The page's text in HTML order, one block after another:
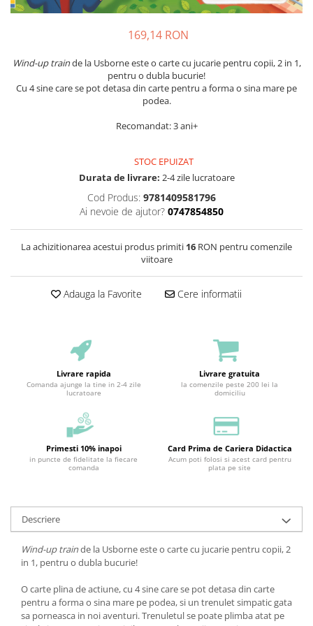
169,14 RON
Wind-up trainde la Usborne este o carte cu jucarie pentru copii, 2 in 1,
pentru o dubla bucurie!
Cu 4 sine care se pot detasa din carte pentru a forma o sina mare pe
podea.
Recomandat: 3 ani+
STOC EPUIZAT
Durata de livrare: 2-4 zile lucratoare
Cod Produs: 9781409581796
Ai nevoie de ajutor? 0747854850
La achizitionarea acestui produs primiti 16 RON pentru comenzile
viitoare
Adauga la Favorite Cere informatii
Livrare rapida
Comanda ajunge la tine in 2-4 zile
lucratoare
Livrare gratuita
la comenzile peste 200 lei la
domiciliu
Primesti 10% inapoi
in puncte de fidelitate la fiecare
comanda
Card Prima de Cariera Didactica
Acum poti folosi si acest card pentru
plata pe site
Descriere
Wind-up trainde la Usborne este o carte cu jucarie pentru copii, 2
in 1, pentru o dubla bucurie!
O carte plina de actiune, cu 4 sine care se pot detasa din carte
pentru a forma o sina mare pe podea, si un trenulet simpatic gata
sa porneasca in noi aventuri. Trenuletul se poate plimba atat pe